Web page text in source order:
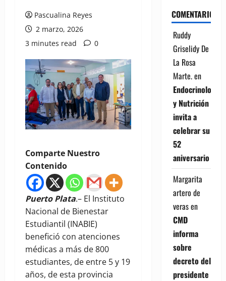
Pascualina Reyes
2 marzo, 2026
3 minutes read
0
Comparte Nuestro
Contenido
Puerto Plata.– El Instituto
Nacional de Bienestar
Estudiantil (INABIE)
benefició con atenciones
médicas a más de 800
estudiantes, de entre 5 y 19
años, de esta provincia
COMENTARIOS
Ruddy
Griselidy De
La Rosa
Marte.en
Endocrinología
y Nutrición
invita a
celebrar su
52
aniversario
Margarita
artero de
verasen
CMD
informa
sobre
decreto del
presidente